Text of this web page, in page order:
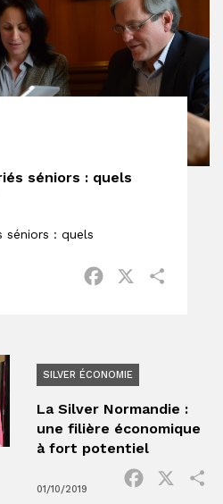
séniors : quels
séniors : quels
Facebook
SILVER ÉCONOMIE
La Silver Normandie :
une filière économique
à fort potentiel
01/10/2019
Facebook